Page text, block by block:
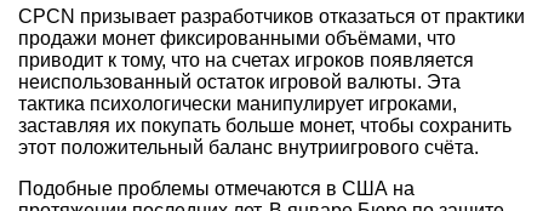
CPCN призывает разработчиков отказаться от практики
продажи монет фиксированными объёмами, что
приводит к тому, что на счетах игроков появляется
неиспользованный остаток игровой валюты. Эта
тактика психологически манипулирует игроками,
заставляя их покупать больше монет, чтобы сохранить
этот положительный баланс внутриигрового счёта.
Подобные проблемы отмечаются в США на